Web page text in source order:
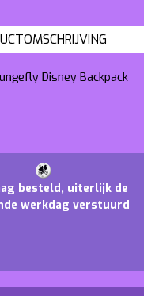
Disney Backpack
besteld, uiterlijk de
werkdag verstuurd